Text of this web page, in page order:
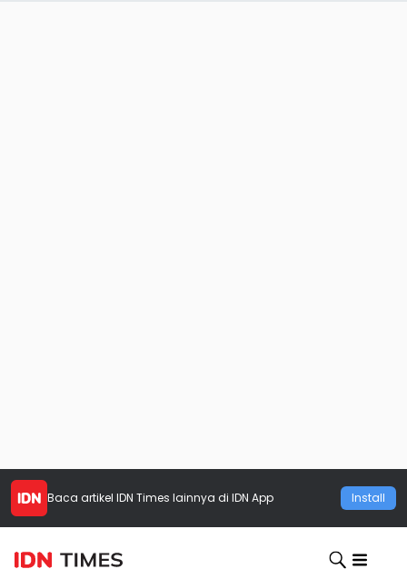
Baca artikel IDN Times lainnya di IDN App Install